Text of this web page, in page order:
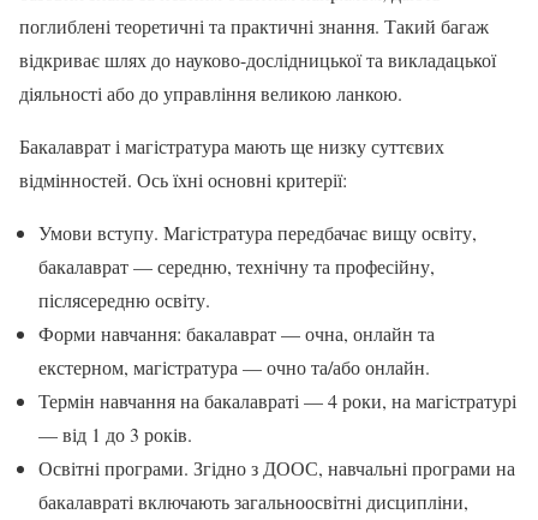
поглиблені теоретичні та практичні знання. Такий багаж
відкриває шлях до науково-дослідницької та викладацької
діяльності або до управління великою ланкою.
Бакалаврат і магістратура мають ще низку суттєвих
відмінностей. Ось їхні основні критерії:
Умови вступу. Магістратура передбачає вищу освіту,
бакалаврат — середню, технічну та професійну,
післясередню освіту.
Форми навчання: бакалаврат — очна, онлайн та
екстерном, магістратура — очно та/або онлайн.
Термін навчання на бакалавраті — 4 роки, на магістратурі
— від 1 до 3 років.
Освітні програми. Згідно з ДООС, навчальні програми на
бакалавраті включають загальноосвітні дисципліни,